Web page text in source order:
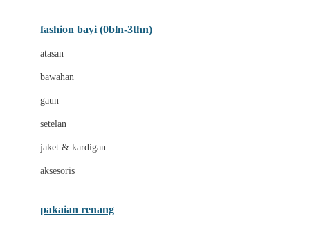
Blooming Marvellous
Bravado
Buds Organics
Bugaboo
fashion bayi (0bln-3thn)
atasan
bawahan
gaun
setelan
jaket & kardigan
aksesoris
pakaian renang